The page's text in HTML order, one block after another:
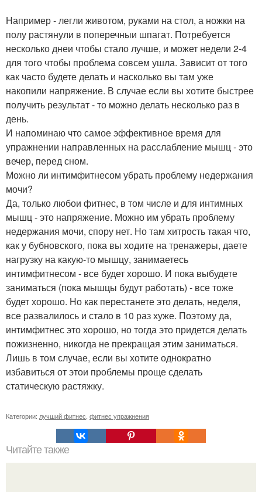
Например - легли животом, руками на стол, а ножки на
полу растянули в поперечныи шпагат. Потребуется
несколько днеи чтобы стало лучше, и может недели 2-4
для того чтобы проблема совсем ушла. Зависит от того
как часто будете делать и насколько вы там уже
накопили напряжение. В случае если вы хотите быстрее
получить результат - то можно делать несколько раз в
день.
И напоминаю что самое эффективное время для
упражнении направленных на расслабление мышц - это
вечер, перед сном.
Можно ли интимфитнесом убрать проблему недержания
мочи?
Да, только любои фитнес, в том числе и для интимных
мышц - это напряжение. Можно им убрать проблему
недержания мочи, спору нет. Но там хитрость такая что,
как у бубновского, пока вы ходите на тренажеры, даете
нагрузку на какую-то мышцу, занимаетесь
интимфитнесом - все будет хорошо. И пока выбудете
заниматься (пока мышцы будут работать) - все тоже
будет хорошо. Но как перестанете это делать, неделя,
все развалилось и стало в 10 раз хуже. Поэтому да,
интимфитнес это хорошо, но тогда это придется делать
пожизненно, никогда не прекращая этим заниматься.
Лишь в том случае, если вы хотите однократно
избавиться от этои проблемы проще сделать
статическую растяжку.
Категории: лучший фитнес, фитнес упражнения
Читайте также